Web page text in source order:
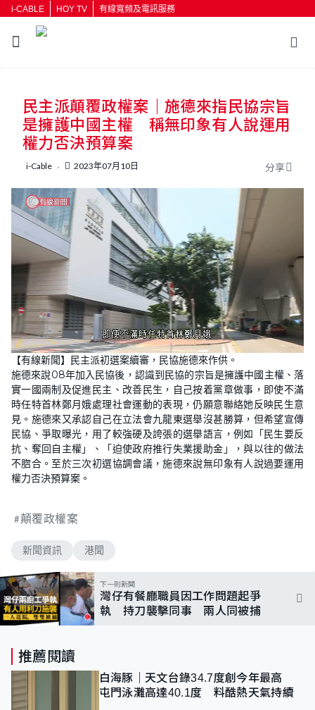
i-CABLE HOY TV 有線寬頻及電訊服務
按輸入鍵開始搜尋
民主派顛覆政權案｜施德來指民協宗旨
是擁護中國主權 稱無印象有人說運用
權力否決預算案
i-Cable 2023年07月10日 分享
U
n
m
u
t
e
L
o
a
d
e
d
:
1
0
0
.
0
0
%
【有線新聞】民主派初選案續審，民協施德來作供。
施德來說08年加入民協後，認識到民協的宗旨是擁護中國主權、落
實一國兩制及促進民主、改善民生，自己按着黨章做事，即使不滿
時任特首林鄭月娥處理社會運動的表現，仍願意聯絡她反映民生意
見。施德來又承認自己在立法會九龍東選舉沒甚勝算，但希望宣傳
民協、爭取曝光，用了較強硬及誇張的選舉語言，例如「民生要反
抗、奪回自主權」、「迫使政府推行失業援助金」，與以往的做法
不脗合。至於三次初選協調會議，施德來說無印象有人說過要運用
權力否決預算案。
顛覆政權案
新聞資訊 港聞
下一則新聞
灣仔有餐廳職員因工作問題起爭
執 持刀襲擊同事 兩人同被捕
推薦閱讀
白海豚｜天文台錄34.7度創今年最高
屯門泳灘高達40.1度 料酷熱天氣持續